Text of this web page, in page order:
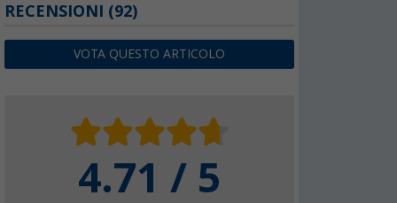
RECENSIONI (92)
VOTA QUESTO ARTICOLO
4.71 / 5